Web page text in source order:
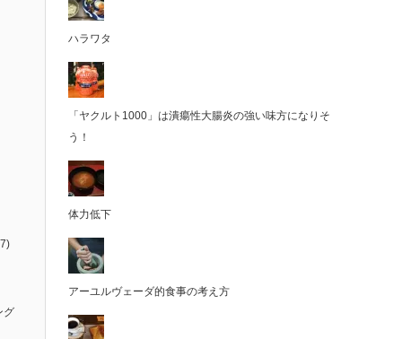
グ
ハラワタ
「ヤクルト1000」は潰瘍性大腸炎の強い味方になりそ
う！
体力低下
アーユルヴェーダ的食事の考え方